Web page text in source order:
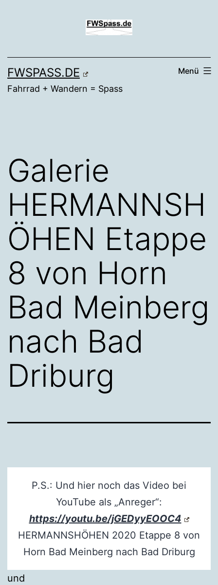
FWSPASS.DE
Fahrrad + Wandern = Spass
Menü
Galerie
HERMANNSH
ÖHEN Etappe
8 von Horn
Bad Meinberg
nach Bad
Driburg
P.S.: Und hier noch das Video bei
YouTube als „Anreger“:
https://youtu.be/jGEDyyEOOC4
HERMANNSHÖHEN 2020 Etappe 8 von
Horn Bad Meinberg nach Bad Driburg
und